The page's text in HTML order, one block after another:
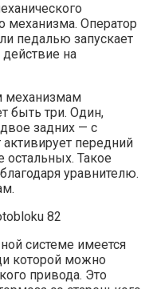
механизма. Оператор
педалью запускает
на
механизмам
быть три. Один,
задних — с
передний
остальных. Такое
уравнителю.
системе имеется
которой можно
привода. Это